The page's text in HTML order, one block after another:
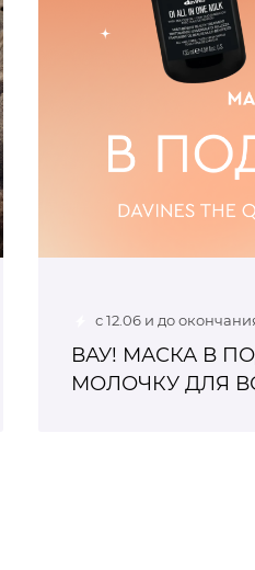
с 12.06 и до
ВАУ! МАСКА В
МОЛОЧКУ ДЛЯ